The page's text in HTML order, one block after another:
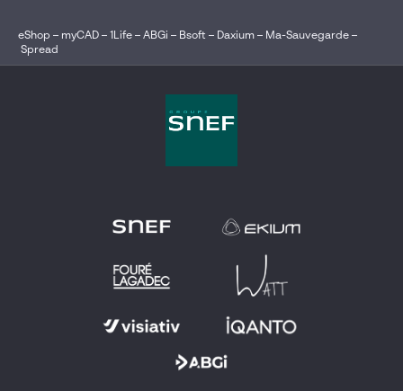
eShop – myCAD – 1Life – ABGi – Bsoft – Daxium – Ma-Sauvegarde –
Spread